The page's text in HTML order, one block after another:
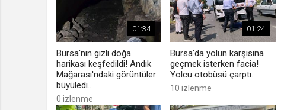
01:34
Bursa'nın gizli doğa
harikası keşfedildi! Andık
Mağarası'ndaki görüntüler
büyüledi...
0 izlenme
01:24
Bursa'da yolun karşısına
geçmek isterken facia!
Yolcu otobüsü çarptı...
10 izlenme